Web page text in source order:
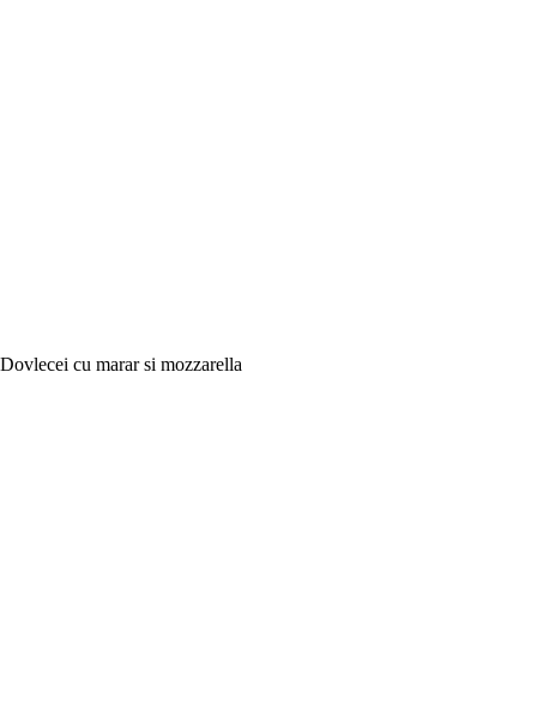
Dovlecei cu marar si mozzarella